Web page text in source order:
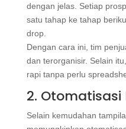
dengan jelas. Setiap
satu tahap ke tahap
drop.
Dengan cara ini, tim
dan terorganisir. Selain
rapi tanpa perlu
2. Otomatisasi
Selain kemudahan